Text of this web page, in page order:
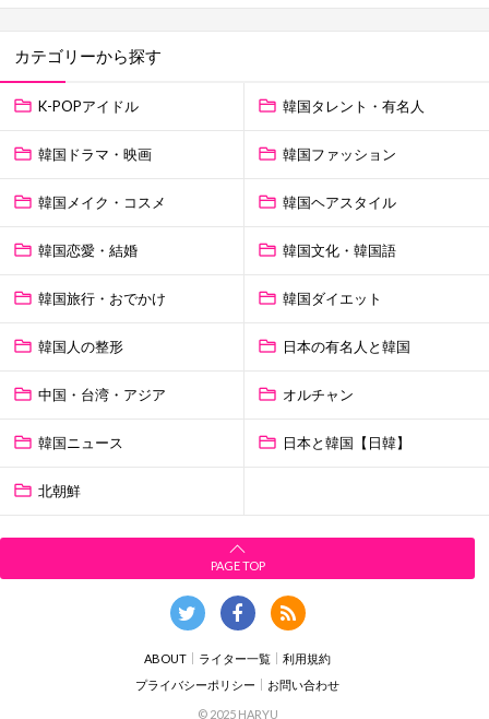
カテゴリーから探す
K-POPアイドル 韓国タレント・有名人
韓国ドラマ・映画 韓国ファッション
韓国メイク・コスメ 韓国ヘアスタイル
韓国恋愛・結婚 韓国文化・韓国語
韓国旅行・おでかけ 韓国ダイエット
韓国人の整形 日本の有名人と韓国
中国・台湾・アジア オルチャン
韓国ニュース 日本と韓国【日韓】
北朝鮮
PAGE TOP
ABOUT ライター一覧
利用規約
プライバシーポリシー
お問い合わせ
© 2025 HARYU